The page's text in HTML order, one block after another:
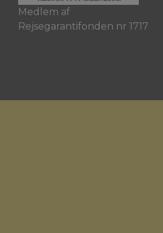
Medlem af
Rejsegarantifonden nr 1717